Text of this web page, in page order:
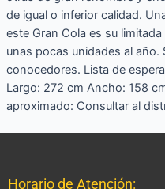
de igual o inferior calidad.
este Gran Cola es su
unas pocas unidades al año.
conocedores. Lista de
Largo: 272 cm Ancho: 158
aproximado: Consultar al
Horario de Atención: